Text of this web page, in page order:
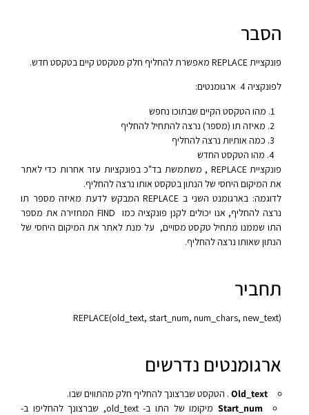
הסבר
פונקציית REPLACE מאפשרת להחליף חלק מטקסט קיים בטקסט חדש.
לפונקציה 4 ארגומנטים:
מהו הטקסט הקיים שבתוכו נחפש
מאיזה תו (מספר) נרצה להתחיל להחליף
כמה אותיות נרצה להחליף
מהו הטקסט החדש
פונקציית REPLACE , משתמשת בד"כ בפונקציות עזר אחרות כדי לאתר
את המיקום היחסי של הנתון בטקסט אותו נרצה להחליף.
לדוגמה: בארגומנט השני ב REPLACE המבקש לדעת מאיזה מספר תו
נרצה להחליף, אנו יכולים לקנן פונקציה כמו FIND המחזירה את מספר
התו שממנו מתחיל טקסט מסויים, על מנת לאתר את המיקום היחסי של
הנתון שאותו נרצה להחליף.
תחביר
REPLACE(old_text, start_num, num_chars, new_text)‎
ארגומנטים נדרשים
Old_text . הטקסט שברצונך להחליף חלק מהתווים שבו.
Start_num
מיקומו של התו ב- old_text, שברצונך להחליפו ב-